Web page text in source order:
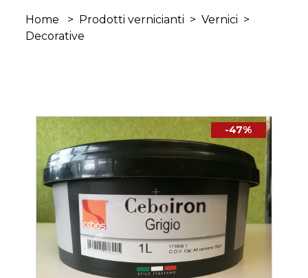
Home > Prodotti vernicianti > Vernici >
Decorative
-47%